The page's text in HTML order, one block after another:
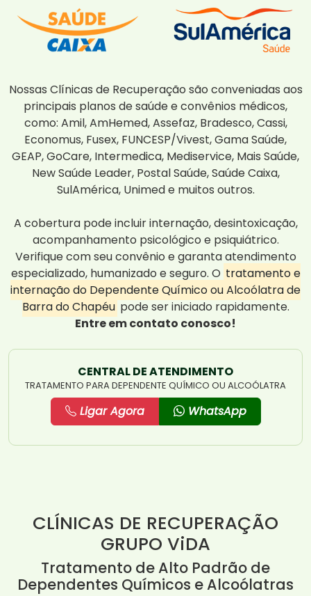
Nossas Clínicas de Recuperação são conveniadas aos
principais planos de saúde e convênios médicos,
como: Amil, AmHemed, Assefaz, Bradesco, Cassi,
Economus, Fusex, FUNCESP/Vivest, Gama Saúde,
GEAP, GoCare, Intermedica, Mediservice, Mais Saúde,
New Saúde Leader, Postal Saúde, Saúde Caixa,
SulAmérica, Unimed e muitos outros.
A cobertura pode incluir internação, desintoxicação,
acompanhamento psicológico e psiquiátrico.
Verifique com seu convênio e garanta atendimento
especializado, humanizado e seguro. O tratamento e
internação do Dependente Químico ou Alcoólatra de
Barra do Chapéu pode ser iniciado rapidamente.
Entre em contato conosco!
CENTRAL DE ATENDIMENTO
TRATAMENTO PARA DEPENDENTE QUÍMICO OU ALCOÓLATRA
Ligar Agora WhatsApp
CLÍNICAS DE RECUPERAÇÃO
GRUPO ViDA
Tratamento de Alto Padrão de
Dependentes Químicos e Alcoólatras